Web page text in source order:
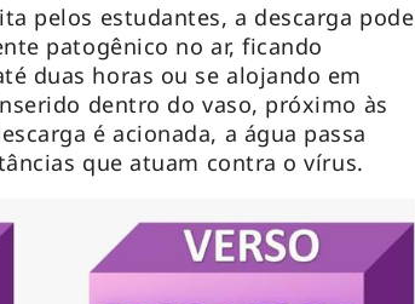
pelos estudantes, a descarga pode
patogênico no ar, ficando
duas horas ou se alojando em
dentro do vaso, próximo às
é acionada, a água passa
que atuam contra o vírus.